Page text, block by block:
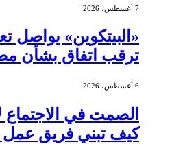
7 أغسطس، 2026
«البيتكوين» يواصل
ترقب اتفاق بشأن
6 أغسطس، 2026
الصمت في الاجتماع
كيف تبني فريق عمل